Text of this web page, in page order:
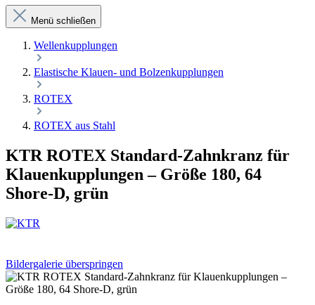
Menü schließen
Wellenkupplungen
Elastische Klauen- und Bolzenkupplungen
ROTEX
ROTEX aus Stahl
KTR ROTEX Standard-Zahnkranz für
Klauenkupplungen – Größe 180, 64
Shore-D, grün
Bildergalerie überspringen